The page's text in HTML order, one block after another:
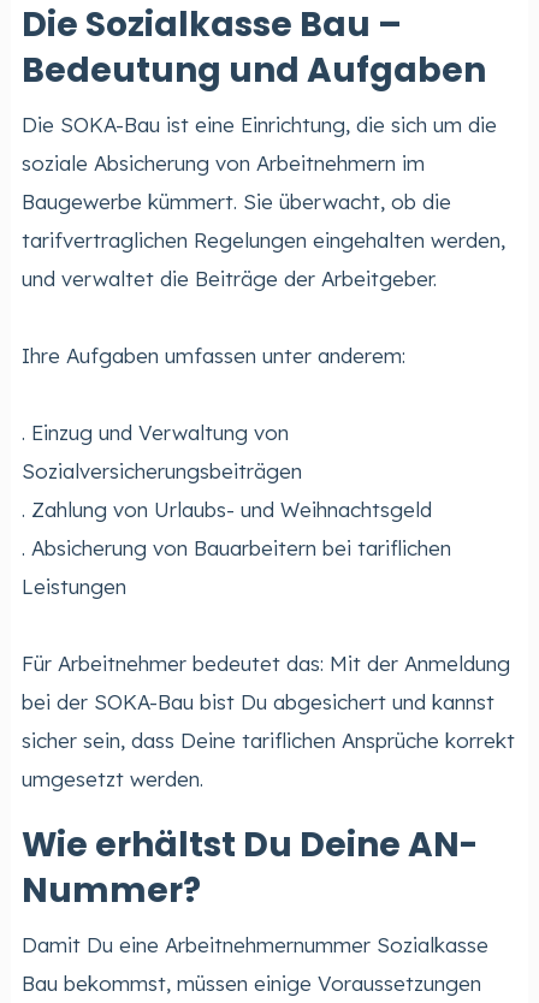
Die Sozialkasse Bau –
Bedeutung und Aufgaben
Die SOKA-Bau ist eine Einrichtung, die sich um die
soziale Absicherung von Arbeitnehmern im
Baugewerbe kümmert. Sie überwacht, ob die
tarifvertraglichen Regelungen eingehalten werden,
und verwaltet die Beiträge der Arbeitgeber.
Ihre Aufgaben umfassen unter anderem:
. Einzug und Verwaltung von
Sozialversicherungsbeiträgen
. Zahlung von Urlaubs- und Weihnachtsgeld
. Absicherung von Bauarbeitern bei tariflichen
Leistungen
Für Arbeitnehmer bedeutet das: Mit der Anmeldung
bei der SOKA-Bau bist Du abgesichert und kannst
sicher sein, dass Deine tariflichen Ansprüche korrekt
umgesetzt werden.
Wie erhältst Du Deine AN-
Nummer?
Damit Du eine Arbeitnehmernummer Sozialkasse
Bau bekommst, müssen einige Voraussetzungen